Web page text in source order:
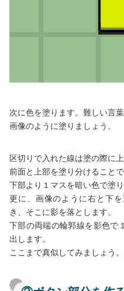
次に色を塗ります。難しい言葉
画像のように塗りましょう。
区切りで入れた線は塗の際に
前面と上部を塗り分けること
下部より１マスを暗い色で塗
更に、画像のように右と下
き、そこに影を落とします。
下部の両端の輪郭線を影色で
出します。
ここまで真似してみましょう。